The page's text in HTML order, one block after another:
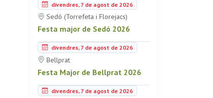
divendres, 7 de agost de 2026
Sedó (Torrefeta i Florejacs)
Festa major de Sedó 2026
divendres, 7 de agost de 2026
Bellprat
Festa Major de Bellprat 2026
divendres, 7 de agost de 2026